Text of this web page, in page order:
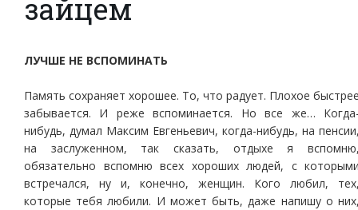
зайцем
ЛУЧШЕ НЕ ВСПОМИНАТЬ
Память сохраняет хорошее. То, что радует. Плохое
забывается. И реже вспоминается. Но все же…
нибудь, думал Максим Евгеньевич, когда-нибудь, на
на заслуженном, так сказать, отдыхе я
обязательно вспомню всех хороших людей, с
встречался, ну и, конечно, женщин. Кого любил,
которые тебя любили. И может быть, даже напишу о